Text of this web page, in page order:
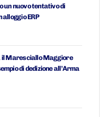
un nuovo tentativo di
alloggio ERP
il Maresciallo Maggiore
di dedizione all’Arma